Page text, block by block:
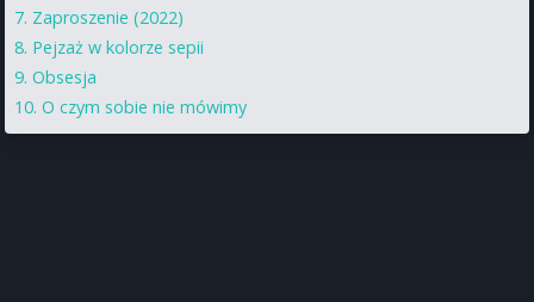
Zaproszenie (2022)
Pejzaż w kolorze sepii
Obsesja
O czym sobie nie mówimy